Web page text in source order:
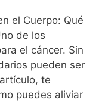
el Cuerpo: Qué
de los
el cáncer. Sin
pueden ser
te
puedes aliviar